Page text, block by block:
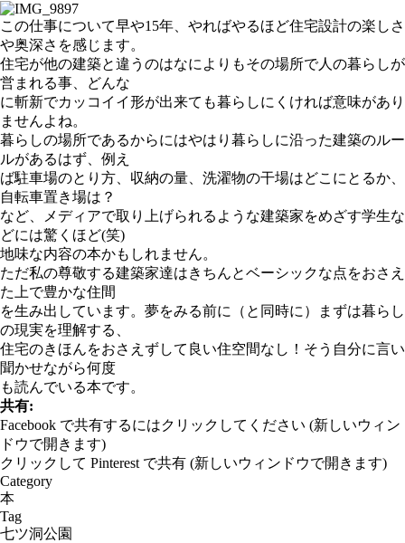
この仕事について早や15年、やればやるほど住宅設計の楽しさ
や奥深さを感じます。
住宅が他の建築と違うのはなによりもその場所で人の暮らしが
営まれる事、どんな
に斬新でカッコイイ形が出来ても暮らしにくければ意味があり
ませんよね。
暮らしの場所であるからにはやはり暮らしに沿った建築のルー
ルがあるはず、例え
ば駐車場のとり方、収納の量、洗濯物の干場はどこにとるか、
自転車置き場は？
など、メディアで取り上げられるような建築家をめざす学生な
どには驚くほど(笑)
地味な内容の本かもしれません。
ただ私の尊敬する建築家達はきちんとベーシックな点をおさえ
た上で豊かな住間
を生み出しています。夢をみる前に（と同時に）まずは暮らし
の現実を理解する、
住宅のきほんをおさえずして良い住空間なし！そう自分に言い
聞かせながら何度
も読んでいる本です。
共有:
Facebook で共有するにはクリックしてください (新しいウィン
ドウで開きます)
クリックして Pinterest で共有 (新しいウィンドウで開きます)
Category
本
Tag
七ツ洞公園